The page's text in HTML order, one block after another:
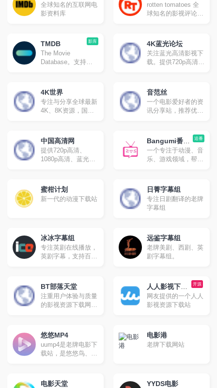
全球知名的互联网电
影资料库
rotten tomatoes 全
球知名的影视评论网
茄新鲜度」，新鲜度
越高代表影片的评分
和影评越高，质量也
就越高。
影库
TMDB
The Movie
Database。支持中
料库
4K蓝光论坛
关注蓝光高清影视下
载。提供720p高清、
清、高清mv最新热
门bt种子磁力链迅雷
下载网站。
4K世界
专注与分享全球最新
4K、8K资源，国内
UHD蓝光原盘、4K
视频、8K视频、4K
壁纸、VR4k、4K电
影下载，4kSJ也是
音范丝
一个电影爱好者的资
讯分享站，推荐优秀
中国高清网
提供720p高清、
1080p高清、蓝光原
门bt种子磁力链迅雷
下载网站，是下载了
解高清电影的不二之
追番
Bangumi番组
计划
一个专注于动漫、音
乐、游戏领域，帮助
蜜柑计划
新一代的动漫下载站
日菁字幕组
专注日剧翻译的老牌
字幕组
冰冰字幕组
专注英剧在线播放，
英剧字幕，支持百度
远鉴字幕组
老牌美剧、西剧、英
剧字幕组。
BT部落天堂
注重用户体验与质量
的影视资源下载网
电影种子资源
开源
人人影视下载
分享
网友提供的一个人人
影视资源下载站
悠悠MP4
uump4是老牌电影下
载站，是悠悠鸟、久
电影港
老牌下载网站
电影天堂 YYDS电影